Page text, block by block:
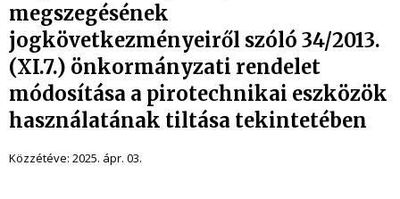
megszegésének
jogkövetkezményeiről szóló 34/2013.
(XI.7.) önkormányzati rendelet
módosítása a pirotechnikai eszközök
használatának tiltása tekintetében
Közzétéve: 2025. ápr. 03.